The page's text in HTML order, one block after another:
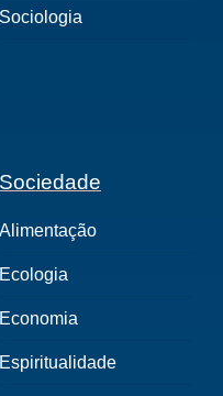
Sociologia
Sociedade
Alimentação
Ecologia
Economia
Espiritualidade